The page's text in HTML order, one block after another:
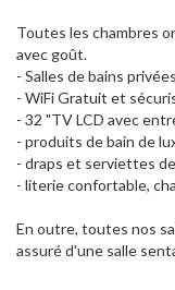
Toutes les chambres
avec goût.
- Salles de bains privées
- WiFi Gratuit et
- 32 "TV LCD avec
- produits de bain de
- draps et serviettes
- literie confortable,
En outre, toutes nos
assuré d'une salle